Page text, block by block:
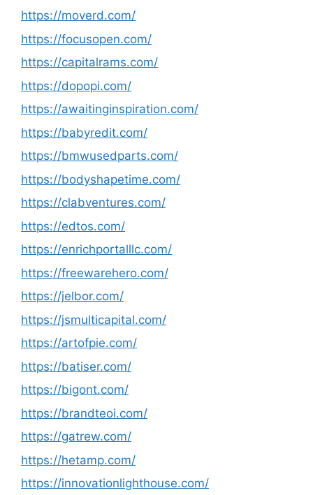
https://moverd.com/
https://focusopen.com/
https://capitalrams.com/
https://dopopi.com/
https://awaitinginspiration.com/
https://babyredit.com/
https://bmwusedparts.com/
https://bodyshapetime.com/
https://clabventures.com/
https://edtos.com/
https://enrichportalllc.com/
https://freewarehero.com/
https://jelbor.com/
https://jsmulticapital.com/
https://artofpie.com/
https://batiser.com/
https://bigont.com/
https://brandteoi.com/
https://gatrew.com/
https://hetamp.com/
https://innovationlighthouse.com/